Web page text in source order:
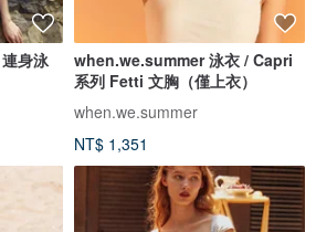
身泳
when.we.summer 泳衣 / Capri
系列 Fetti 文胸（僅上衣）
when.we.summer
NT$ 1,351